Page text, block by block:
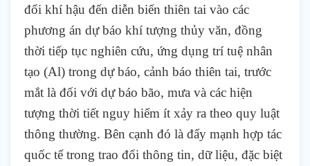
đổi khí hậu đến diễn biến thiên tai vào các
phương án dự báo khí tượng thủy văn, đồng
thời tiếp tục nghiên cứu, ứng dụng trí tuệ nhân
tạo (Al) trong dự báo, cảnh báo thiên tai, trước
mắt là đối với dự báo bão, mưa và các hiện
tượng thời tiết nguy hiểm ít xảy ra theo quy luật
thông thường. Bên cạnh đó là đẩy mạnh hợp tác
quốc tế trong trao đổi thông tin, dữ liệu, đặc biệt